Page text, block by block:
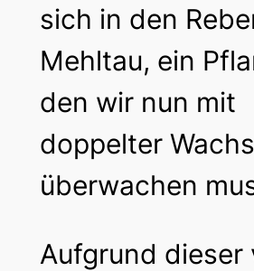
sich in den
Mehltau, ein
den wir nun mit
doppelter
überwachen
Aufgrund dieser